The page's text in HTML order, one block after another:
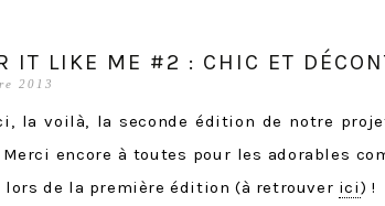
IT LIKE ME #2 : CHIC ET
2013
la voilà, la seconde édition de notre
Merci encore à toutes pour les adorables
lors de la première édition (à retrouver ici) !